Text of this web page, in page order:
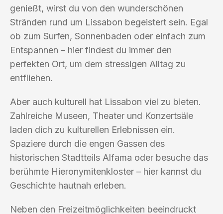
genießt, wirst du von den wunderschönen
Stränden rund um Lissabon begeistert sein. Egal
ob zum Surfen, Sonnenbaden oder einfach zum
Entspannen – hier findest du immer den
perfekten Ort, um dem stressigen Alltag zu
entfliehen.
Aber auch kulturell hat Lissabon viel zu bieten.
Zahlreiche Museen, Theater und Konzertsäle
laden dich zu kulturellen Erlebnissen ein.
Spaziere durch die engen Gassen des
historischen Stadtteils Alfama oder besuche das
berühmte Hieronymitenkloster – hier kannst du
Geschichte hautnah erleben.
Neben den Freizeitmöglichkeiten beeindruckt